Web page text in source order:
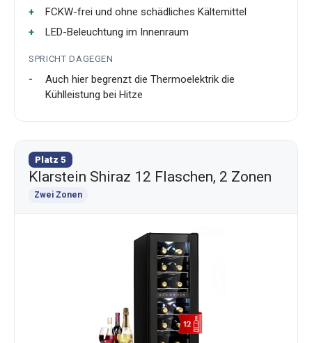
FCKW-frei und ohne schädliches Kältemittel
LED-Beleuchtung im Innenraum
SPRICHT DAGEGEN
Auch hier begrenzt die Thermoelektrik die
Kühlleistung bei Hitze
Platz 5
Klarstein Shiraz 12 Flaschen, 2 Zonen
Zwei Zonen